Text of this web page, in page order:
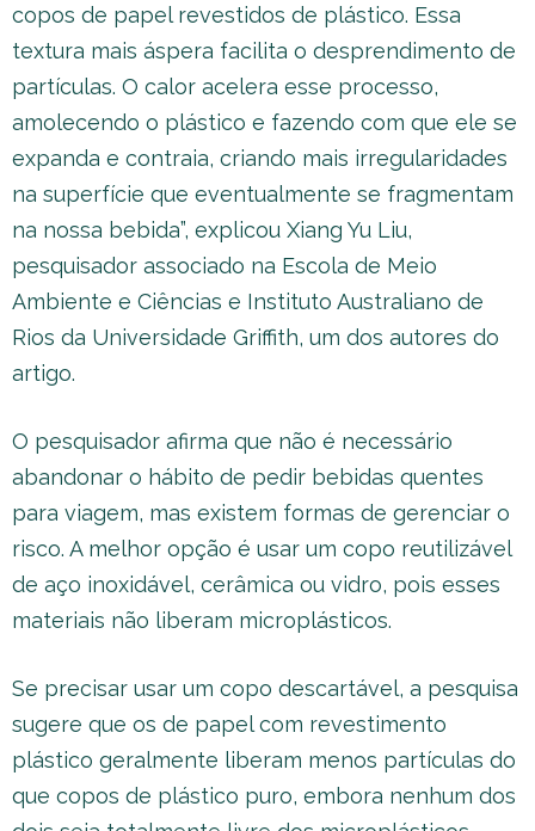
copos de papel revestidos de plástico. Essa
textura mais áspera facilita o desprendimento de
partículas. O calor acelera esse processo,
amolecendo o plástico e fazendo com que ele se
expanda e contraia, criando mais irregularidades
na superfície que eventualmente se fragmentam
na nossa bebida”, explicou Xiang Yu Liu,
pesquisador associado na Escola de Meio
Ambiente e Ciências e Instituto Australiano de
Rios da Universidade Griffith, um dos autores do
artigo.
O pesquisador afirma que não é necessário
abandonar o hábito de pedir bebidas quentes
para viagem, mas existem formas de gerenciar o
risco. A melhor opção é usar um copo reutilizável
de aço inoxidável, cerâmica ou vidro, pois esses
materiais não liberam microplásticos.
Se precisar usar um copo descartável, a pesquisa
sugere que os de papel com revestimento
plástico geralmente liberam menos partículas do
que copos de plástico puro, embora nenhum dos